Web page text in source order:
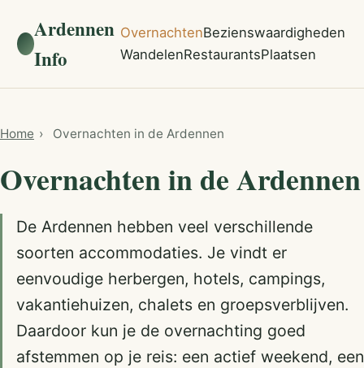
Ardennen
Info
OvernachtenBezienswaardigheden
WandelenRestaurantsPlaatsen
Home › Overnachten in de Ardennen
Overnachten in de Ardennen
De Ardennen hebben veel verschillende
soorten accommodaties. Je vindt er
eenvoudige herbergen, hotels, campings,
vakantiehuizen, chalets en groepsverblijven.
Daardoor kun je de overnachting goed
afstemmen op je reis: een actief weekend, een